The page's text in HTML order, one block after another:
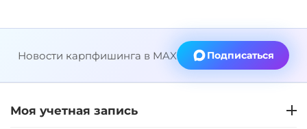
Новости карпфишинга в MAX Подписаться
Моя учетная запись